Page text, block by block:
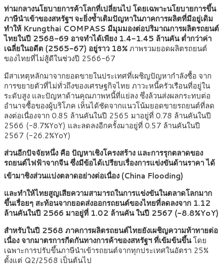
ท่ามกลางนโยบายการค้าโลกที่เปลี่ยนไป โดยเฉพาะนโยบายการขึ้น
ภาษีนำเข้าของสหรัฐฯ จะยิ่งซ้ำเติมปัญหาในภาคการผลิตที่มีอยู่เดิม
ทำให้ Krungthai COMPASS มีมุมมองต่อปริมาณการผลิตรถยนต์
ไทยในปี 2568-69 อาจทำได้เพียง 1.4-1.45 ล้านคัน ต่ำกว่าค่า
เฉลี่ยในอดีต (2565-67) อยู่ราว 18%ภาพรวมยอดผลิตรถยนต์
ของไทยที่ไม่สู้ดีในช่วงปี 2566-67
มีสาเหตุหลักมาจากยอดขายในประเทศที่เผชิญปัญหากำลังซื้อ จาก
การขยายตัวที่ไม่ทั่วถึงของเศรษฐกิจไทย ภาวะหนี้ครัวเรือนที่อยู่ใน
ระดับสูง และปัญหาด้านคุณภาพหนี้ที่แย่ลง ซึ่งล้วนส่งผลกระทบต่อ
อำนาจซื้อของผู้บริโภค เห็นได้ชัดจากแนวโน้มยอดขายรถยนต์ที่ลด
ลงต่อเนื่องจาก 0.85 ล้านคันในปี 2565 มาอยู่ที่ 0.78 ล้านคันในปี
2566 (-8.7%YoY) และลดลงอีกครั้งมาอยู่ที่ 0.57 ล้านคันในปี
2567 (-26.2%YoY)
ส่วนอีกปัจจัยหนึ่ง คือ ปัญหาเชิงโครงสร้าง และการรุกตลาดของ
รถยนต์ไฟฟ้าจากจีน ซึ่งมีข้อได้เปรียบเรื่องการแข่งขันด้านราคา ได้
เข้ามาชิงส่วนแบ่งตลาดอย่างต่อเนื่อง (China Flooding)
และทำให้ไทยสูญเสียความสามารถในการแข่งขันในตลาดโลกมาก
ขึ้นเรื่อยๆ สะท้อนจากยอดส่งออกรถยนต์ของไทยที่ลดลงจาก 1.12
ล้านคันในปี 2566 มาอยู่ที่ 1.02 ล้านคัน ในปี 2567 (-8.8%YoY)
สำหรับในปี 2568 ภาคการผลิตรถยนต์ไทยยังเผชิญความท้าทายต่อ
เนื่อง จากมาตรการกีดกันทางการค้าของสหรัฐฯ ที่เข้มข้นขึ้นโดย
เฉพาะการปรับขึ้นภาษีนำเข้ารถยนต์จากทุกประเทศในอัตรา 25%
ตั้งแต่ Q2/2568 เป็นต้นไป